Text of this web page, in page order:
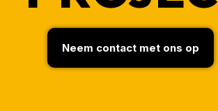
Neem contact met ons op